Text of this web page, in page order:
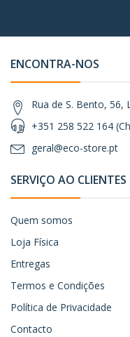
ENCONTRA-NOS
Rua de S. Bento, 56,
+351 258 522 164
geral@eco-store.pt
SERVIÇO AO CLIENTES
Quem somos
Loja Física
Entregas
Termos e Condições
Política de Privacidade
Contacto